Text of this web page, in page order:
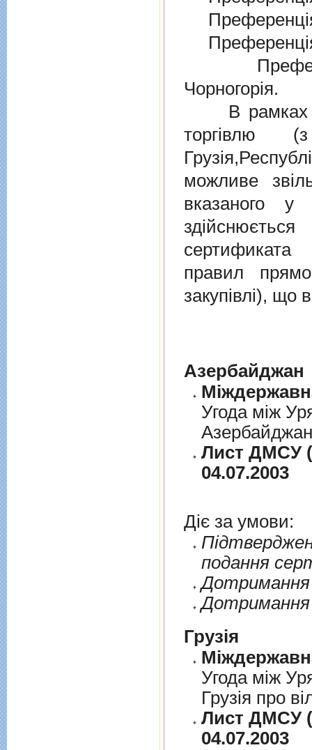
Чорногорія.
В рамках
торгiвлю
можливе
вказаного у
правил
закупівлі), що
Азербайджан
Угода між
Лист ДМСУ
04.07.2003
Діє за умови:
подання
Дотримання
Дотримання
Грузія
Угода між
Грузія про
Лист ДМСУ
04.07.2003